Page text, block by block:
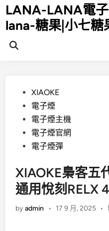
Skip
to
content
LANA-LANA電
lana-糖果|小七糖
Open
PostedXIAOKE
電子煙
電子煙主機
電子煙官網
電子煙彈
XIAOKE梟客五
通用悅刻RELX
byadmin • 17 9 月, 2025 •